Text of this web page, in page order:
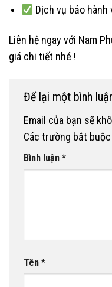
Dịch vụ bảo hành
Liên hệ ngay với Nam
giá chi tiết nhé !
Để lại một bình
Email của bạn sẽ
Các trường bắt
Bình luận *
Tên *